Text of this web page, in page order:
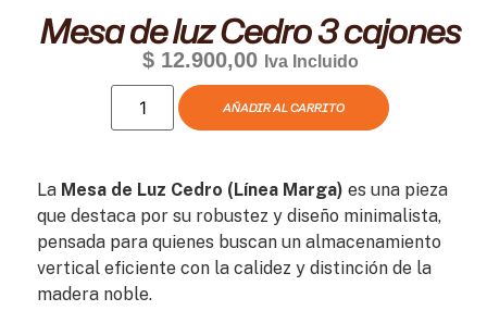
Mesa de luz Cedro 3 cajones
$12.900,00 Iva Incluido
AÑADIR AL CARRITO
La Mesa de Luz Cedro (Línea Marga) es una pieza
que destaca por su robustez y diseño minimalista,
pensada para quienes buscan un almacenamiento
vertical eficiente con la calidez y distinción de la
madera noble.